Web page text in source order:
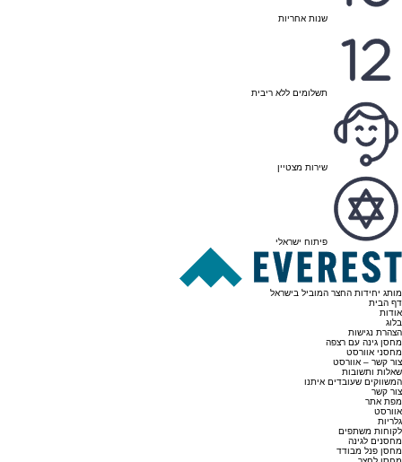
שנות אחריות
תשלומים ללא ריבית
שירות מצטיין
פיתוח ישראלי
מותג יחידות החצר המוביל בישראל
דף הבית
אודות
בלוג
הצהרת נגישות
מחסן גינה עם רצפה
מחסני אוורסט
צור קשר – אוורסט
שאלות ותשובות
המשווקים שעובדים איתנו
צור קשר
מפת אתר
אוורסט
גלריות
לקוחות משתפים
מחסנים לגינה
מחסן פנל מבודד